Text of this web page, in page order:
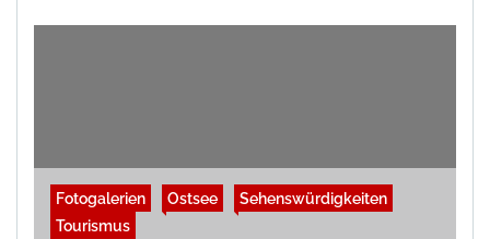
Fotogalerien Ostsee
Sehenswürdigkeiten
Tourismus